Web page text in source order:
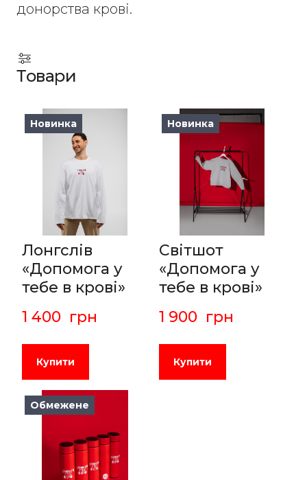
донорства крові.
Товари
Новинка
Лонгслів
«Допомога у
тебе в крові»
1 400  грн
Купити
Новинка
Світшот
«Допомога у
тебе в крові»
1 900  грн
Купити
Обмежене